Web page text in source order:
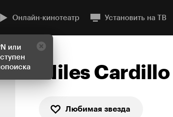
или
Онлайн-кинотеатр Установить на ТВ
Miles Cardillo
Любимая звезда